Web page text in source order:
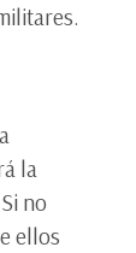
la
no
ellos